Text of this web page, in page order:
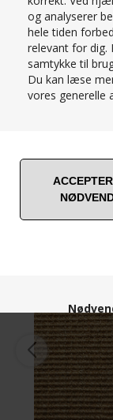
og analyserer
hele tiden
relevant for dig.
samtykke til
Du kan læse
vores generelle
kollektionen et
forankret i
PRISMATCH –
SPØRG OS